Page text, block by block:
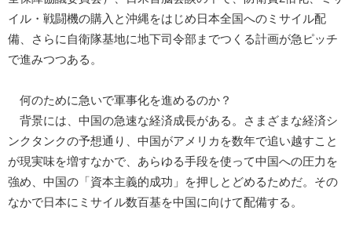
イル・戦闘機の購入と沖縄をはじめ日本全国へのミサイル配
備、さらに自衛隊基地に地下司令部までつくる計画が急ピッチ
で進みつつある。
何のために急いで軍事化を進めるのか？
背景には、中国の急速な経済成長がある。さまざまな経済シ
ンクタンクの予想通り、中国がアメリカを数年で追い越すこと
が現実味を増すなかで、あらゆる手段を使って中国への圧力を
強め、中国の「資本主義的成功」を押しとどめるためだ。その
なかで日本にミサイル数百基を中国に向けて配備する。